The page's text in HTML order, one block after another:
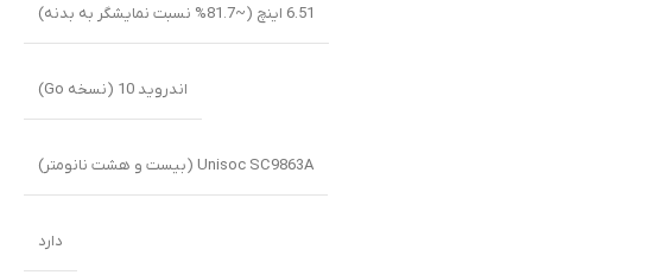
6.51 اینچ (~81.7% نسبت نمایشگر به بدنه)
اندروید 10 (نسخه Go)
Unisoc SC9863A (بیست و هشت نانومتر)
دارد